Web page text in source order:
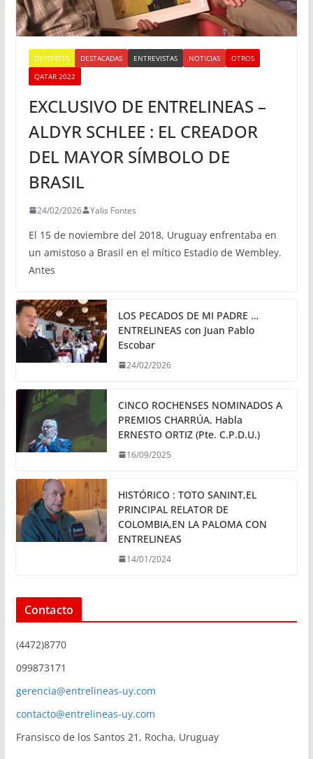
DEPORTES DESTACADAS ENTREVISTAS NOTICIAS
OTROS
QATAR 2022
EXCLUSIVO DE ENTRELINEAS –
ALDYR SCHLEE : EL CREADOR
DEL MAYOR SÍMBOLO DE
BRASIL
24/02/2026 Yalis Fontes
El 15 de noviembre del 2018, Uruguay enfrentaba en
un amistoso a Brasil en el mítico Estadio de Wembley.
Antes
LOS PECADOS DE MI PADRE …
ENTRELINEAS con Juan Pablo
Escobar
24/02/2026
CINCO ROCHENSES NOMINADOS A
PREMIOS CHARRÚA. Habla
ERNESTO ORTIZ (Pte. C.P.D.U.)
16/09/2025
HISTÓRICO : TOTO SANINT,EL
PRINCIPAL RELATOR DE
COLOMBIA,EN LA PALOMA CON
ENTRELINEAS
14/01/2024
Contacto
(4472)8770
099873171
gerencia@entrelineas-uy.com
contacto@entrelineas-uy.com
Fransisco de los Santos 21, Rocha, Uruguay